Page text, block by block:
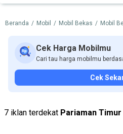
>1.000 - 1.500 Cc >1.500
Bursa Mobil Blok M Plaza
Bursa Taman Palem Cengkareng
Daihatsu Nissan
Beranda / Mobil / Mobil Bekas / Mobil
Cek Harga Mobilmu
Cari tau harga mobilmu
Cek
7 iklan terdekat Pariaman Timur